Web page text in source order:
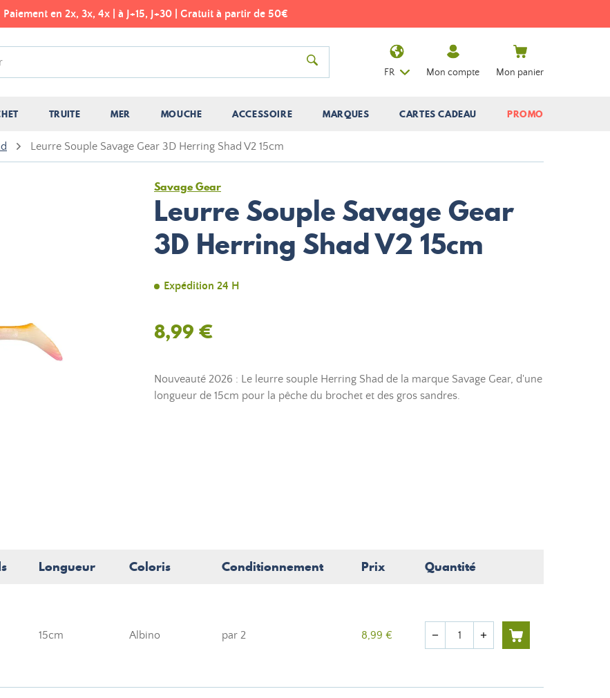
Paiement en 2x, 3x, 4x | à J+15, J+30 | Gratuit à partir de 50€
TRUITE MER MOUCHE ACCESSOIRE MARQUES CARTES CADEAU PROMO
FR Mon compte Mon panier
Leurre Souple Savage Gear 3D Herring Shad V2 15cm
Savage Gear
Leurre Souple Savage Gear
3D Herring Shad V2 15cm
Expédition 24 H
8,99 €
Nouveauté 2026 : Le leurre souple Herring Shad de la marque Savage Gear, d'une
longueur de 15cm pour la pêche du brochet et des gros sandres.
Longueur Coloris Conditionnement Prix Quantité
15cm Albino par 2 8,99 € Quantité
remove add